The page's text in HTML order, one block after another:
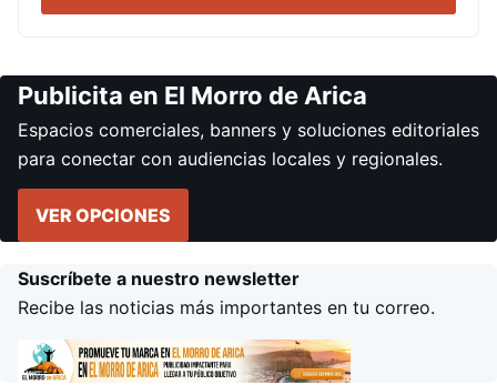
Publicita en El Morro de Arica
Espacios comerciales, banners y soluciones editoriales
para conectar con audiencias locales y regionales.
VER OPCIONES
Suscríbete a nuestro newsletter
Recibe las noticias más importantes en tu correo.